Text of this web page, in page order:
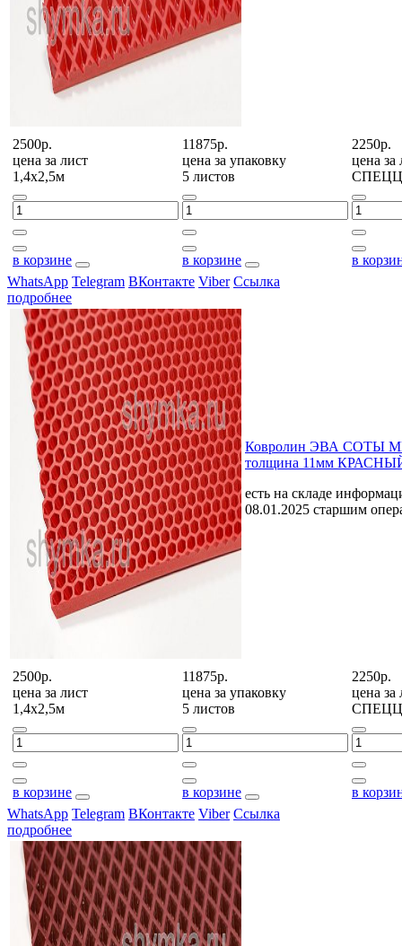
2500р.
цена за лист
1,4х2,5м
в корзине
11875р.
цена за упаковку
5 листов
в корзине
2250р.
цена за
в
WhatsApp Telegram ВКонтакте Viber Ссылка
подробнее
Ковролин ЭВА СОТЫ
толщина 11мм
есть на складе
08.01.2025 старшим
2500р.
цена за лист
1,4х2,5м
в корзине
11875р.
цена за упаковку
5 листов
в корзине
2250р.
цена за
в
WhatsApp Telegram ВКонтакте Viber Ссылка
подробнее